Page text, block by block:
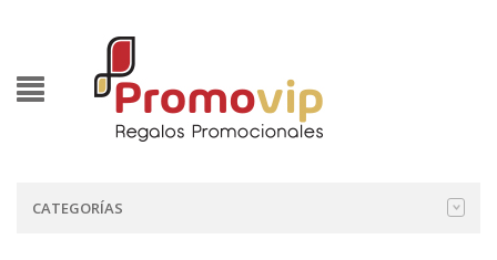
CATEGORÍAS